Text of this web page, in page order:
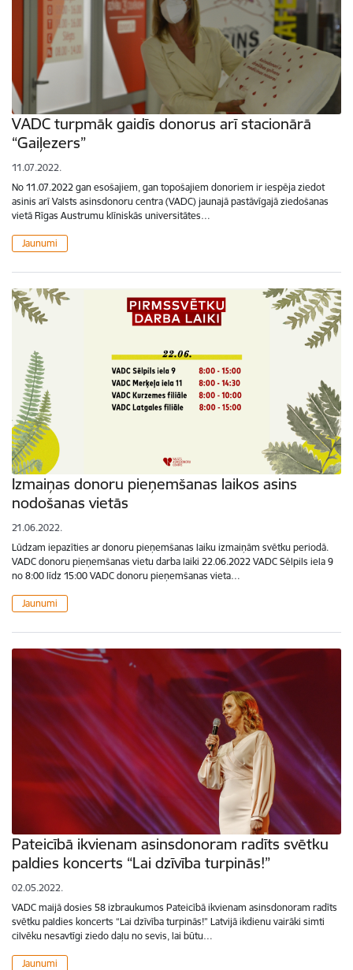
VADC turpmāk gaidīs donorus arī stacionārā
“Gaiļezers”
11.07.2022.
No 11.07.2022 gan esošajiem, gan topošajiem donoriem ir iespēja ziedot
asinis arī Valsts asinsdonoru centra (VADC) jaunajā pastāvīgajā ziedošanas
vietā Rīgas Austrumu klīniskās universitātes…
Jaunumi
Izmaiņas donoru pieņemšanas laikos asins
nodošanas vietās
21.06.2022.
Lūdzam iepazīties ar donoru pieņemšanas laiku izmaiņām svētku periodā.
VADC donoru pieņemšanas vietu darba laiki 22.06.2022 VADC Sēlpils iela 9
no 8:00 līdz 15:00 VADC donoru pieņemšanas vieta…
Jaunumi
Pateicībā ikvienam asinsdonoram radīts svētku
paldies koncerts “Lai dzīvība turpinās!”
02.05.2022.
VADC maijā dosies 58 izbraukumos Pateicībā ikvienam asinsdonoram radīts
svētku paldies koncerts “Lai dzīvība turpinās!” Latvijā ikdienu vairāki simti
cilvēku nesavtīgi ziedo daļu no sevis, lai būtu…
Jaunumi